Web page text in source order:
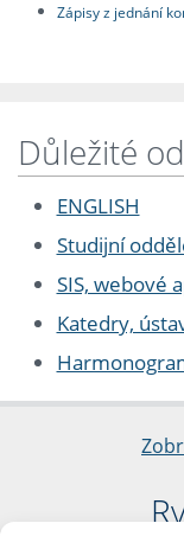
Zápisy z jednání
Důležité
ENGLISH
Studijní
SIS, webové
Katedry,